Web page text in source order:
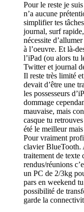
Pour le reste je
n’a aucune
simplifier tes
journal, surf
nécessite
à l’oeuvre. Et là-
l’iPad (ou alors tu
Twitter et journal
Il reste très limité
devait d’être une
les possesseurs
dommage
mauvaise, mais
casque tu
été le meilleur
Pour vraiment
clavier BlueTooth.
traitement de texte
rendus/réunions
un PC de 2/3kg
pars en weekend
possibilité de
garde la